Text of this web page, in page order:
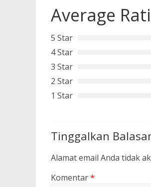
Average
5 Star
4 Star
3 Star
2 Star
1 Star
Tinggalkan
Alamat email Anda tidak
Komentar*